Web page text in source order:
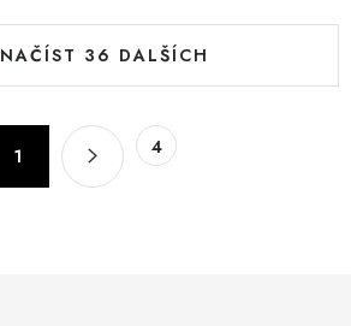
NAČÍST 36 DALŠÍCH
1 4